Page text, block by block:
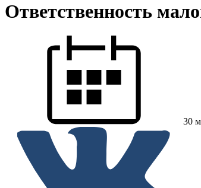
Ответственность
30